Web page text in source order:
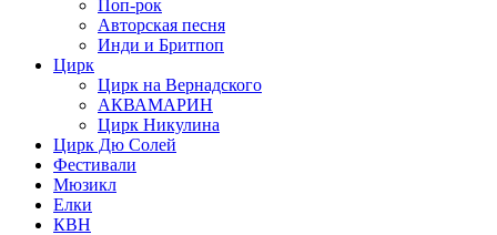
Поп-рок
Авторская песня
Инди и Бритпоп
Цирк
Цирк на Вернадского
АКВАМАРИН
Цирк Никулина
Цирк Дю Солей
Фестивали
Мюзикл
Елки
КВН